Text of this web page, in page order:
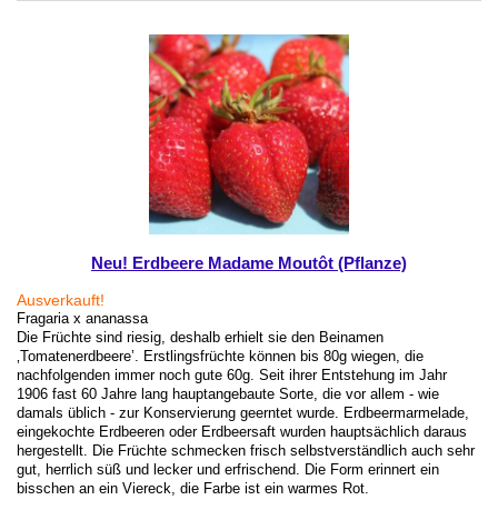
Neu! Erdbeere Madame Moutôt (Pflanze)
Ausverkauft!
Fragaria x ananassa
Die Früchte sind riesig, deshalb erhielt sie den Beinamen
‚Tomatenerdbeere’. Erstlingsfrüchte können bis 80g wiegen, die
nachfolgenden immer noch gute 60g. Seit ihrer Entstehung im Jahr
1906 fast 60 Jahre lang hauptangebaute Sorte, die vor allem - wie
damals üblich - zur Konservierung geerntet wurde. Erdbeermarmelade,
eingekochte Erdbeeren oder Erdbeersaft wurden hauptsächlich daraus
hergestellt. Die Früchte schmecken frisch selbstverständlich auch sehr
gut, herrlich süß und lecker und erfrischend. Die Form erinnert ein
bisschen an ein Viereck, die Farbe ist ein warmes Rot.